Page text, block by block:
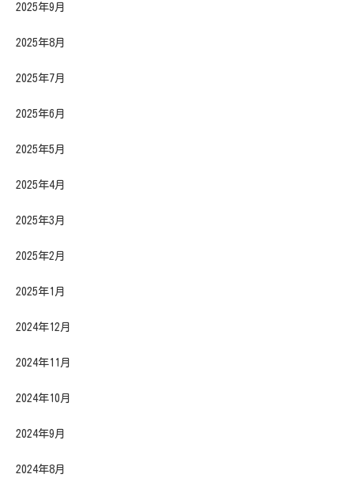
2025年9月
2025年8月
2025年7月
2025年6月
2025年5月
2025年4月
2025年3月
2025年2月
2025年1月
2024年12月
2024年11月
2024年10月
2024年9月
2024年8月